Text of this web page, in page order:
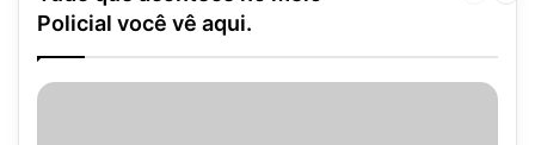
Policial você vê aqui.